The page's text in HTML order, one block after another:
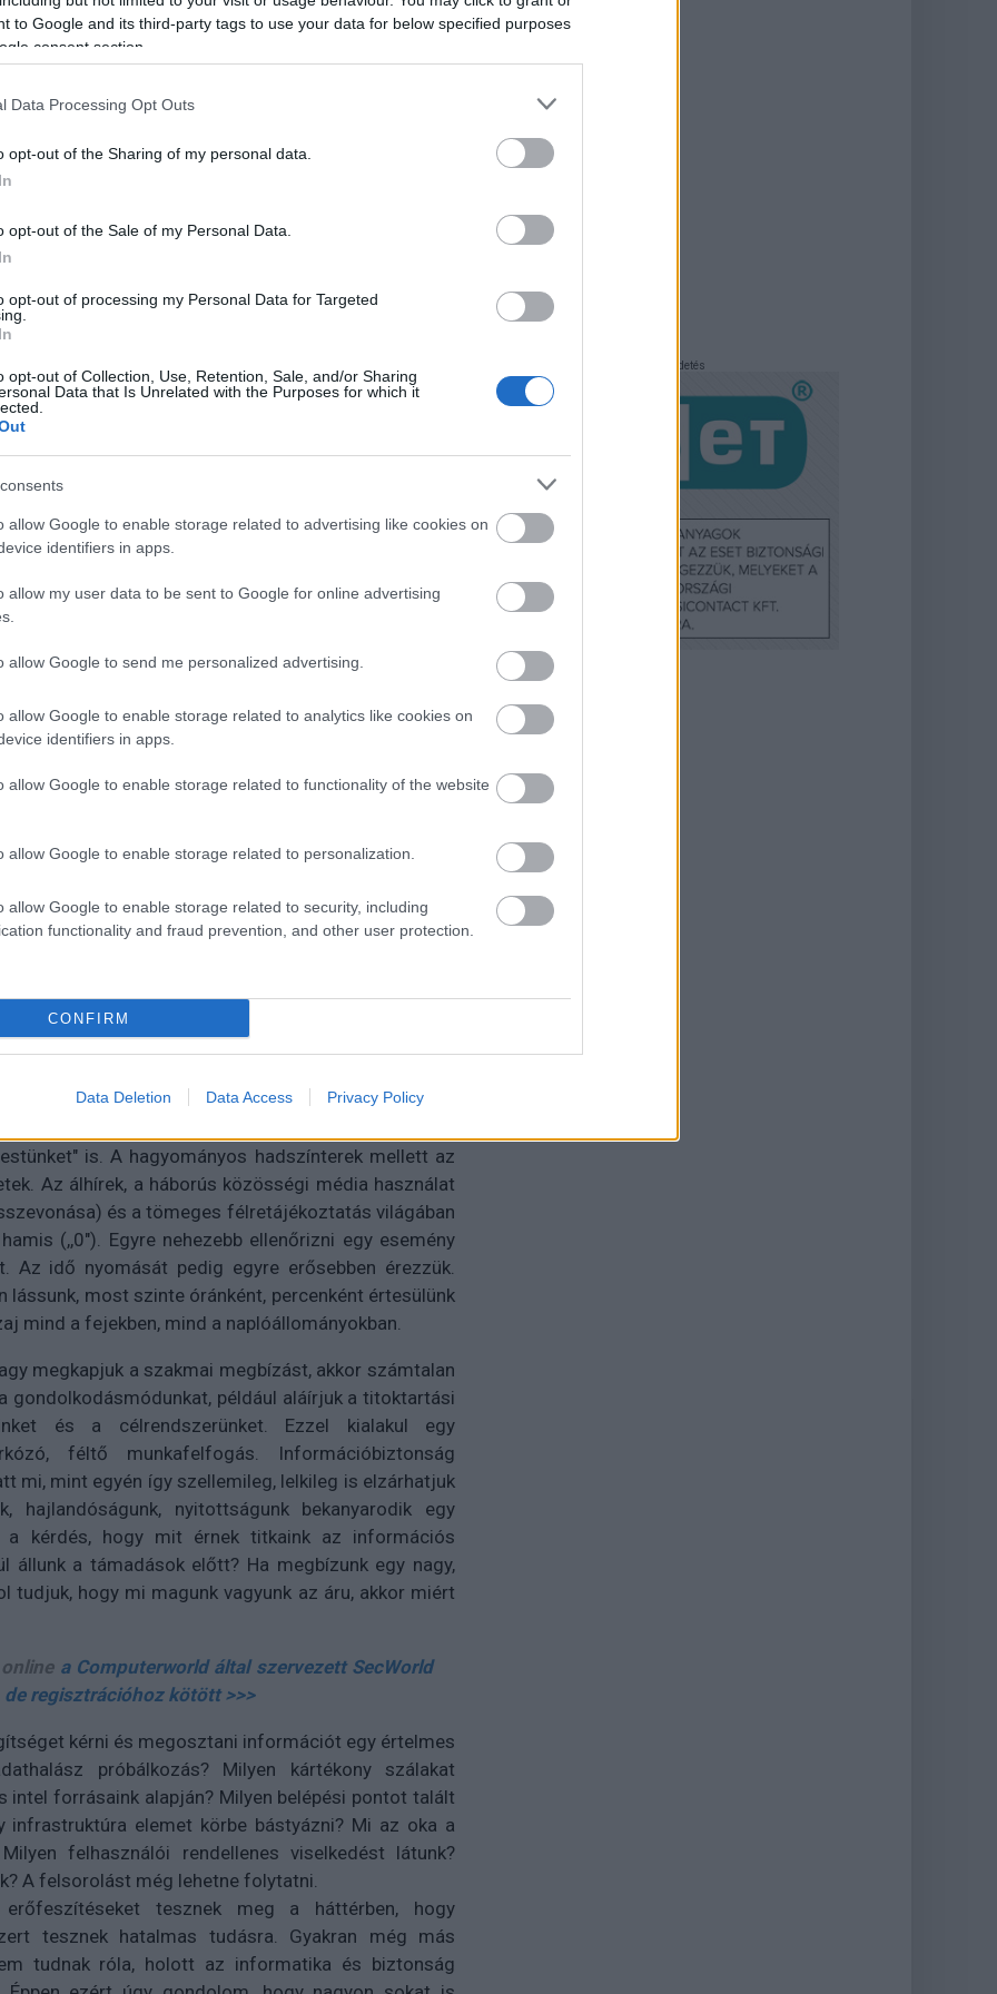
to Google and its third-party tags to use your data for below specified purposes
consent section.
Data Processing Opt Outs
opt-out of the Sharing of my personal data.
opt-out of the Sale of my Personal Data.
opt-out of processing my Personal Data for Targeted
opt-out of Collection, Use, Retention, Sale, and/or Sharing
Data that Is Unrelated with the Purposes for which it
allow Google to enable storage related to advertising like cookies on
identifiers in apps.
allow my user data to be sent to Google for online advertising
allow Google to send me personalized advertising.
allow Google to enable storage related to analytics like cookies on
identifiers in apps.
allow Google to enable storage related to functionality of the website
allow Google to enable storage related to personalization.
allow Google to enable storage related to security, including
functionality and fraud prevention, and other user protection.
CONFIRM
Data Deletion Data Access Privacy Policy
is várnak.
#energiamegtakarítás
avagy eljött az
ideje!
szervezője|2022 április 1. 07:24
kell megküzdenünk sokféle
munkahelyen kívüli szakértő ismerőstől. Ennek
oka, hiszen korántsem mindegy, hogy milyen
megkerülhetetlenné vált az őszinte, szakértői
határa szokásainktól, szabályainktól,
függ.
szervezeti énünk, amelynek - hasonlóan a
is vannak, amellyel tudatosan kell
és az ezeket megelőző vagy éppen kísérő
is. A hagyományos hadszínterek mellett az
Az álhírek, a háborús közösségi média használat
és a tömeges félretájékoztatás világában
(,,0"). Egyre nehezebb ellenőrizni egy esemény
Az idő nyomását pedig egyre erősebben érezzük.
lássunk, most szinte óránként, percenként értesülünk
mind a fejekben, mind a naplóállományokban.
megkapjuk a szakmai megbízást, akkor számtalan
gondolkodásmódunkat, például aláírjuk a titoktartási
és a célrendszerünket. Ezzel kialakul egy
féltő munkafelfogás. Információbiztonság
mi, mint egyén így szellemileg, lelkileg is elzárhatjuk
hajlandóságunk, nyitottságunk bekanyarodik egy
a kérdés, hogy mit érnek titkaink az információs
állunk a támadások előtt? Ha megbízunk egy nagy,
tudjuk, hogy mi magunk vagyunk az áru, akkor miért
a Computerworld által szervezett SecWorld
regisztrációhoz kötött >>>
kérni és megosztani információt egy értelmes
próbálkozás? Milyen kártékony szálakat
forrásaink alapján? Milyen belépési pontot talált
infrastruktúra elemet körbe bástyázni? Mi az oka a
felhasználói rendellenes viselkedést látunk?
A felsorolást még lehetne folytatni.
tesznek meg a háttérben, hogy
tesznek hatalmas tudásra. Gyakran még más
tudnak róla, holott az informatika és biztonság
Hirdetés